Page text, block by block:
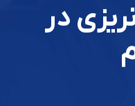
در